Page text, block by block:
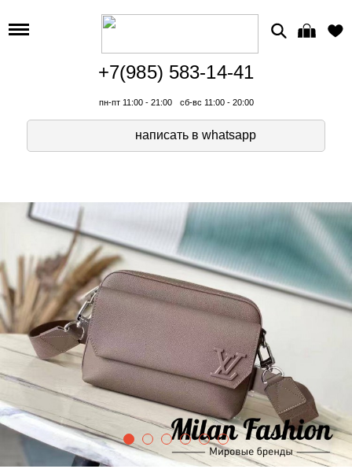
+7(985) 583-14-41
пн-пт 11:00 - 21:00 сб-вс 11:00 - 20:00
написать в whatsapp